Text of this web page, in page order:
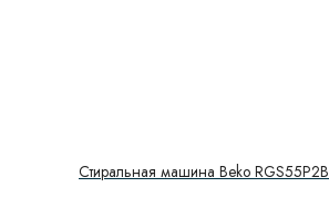
Стиральная машина Beko